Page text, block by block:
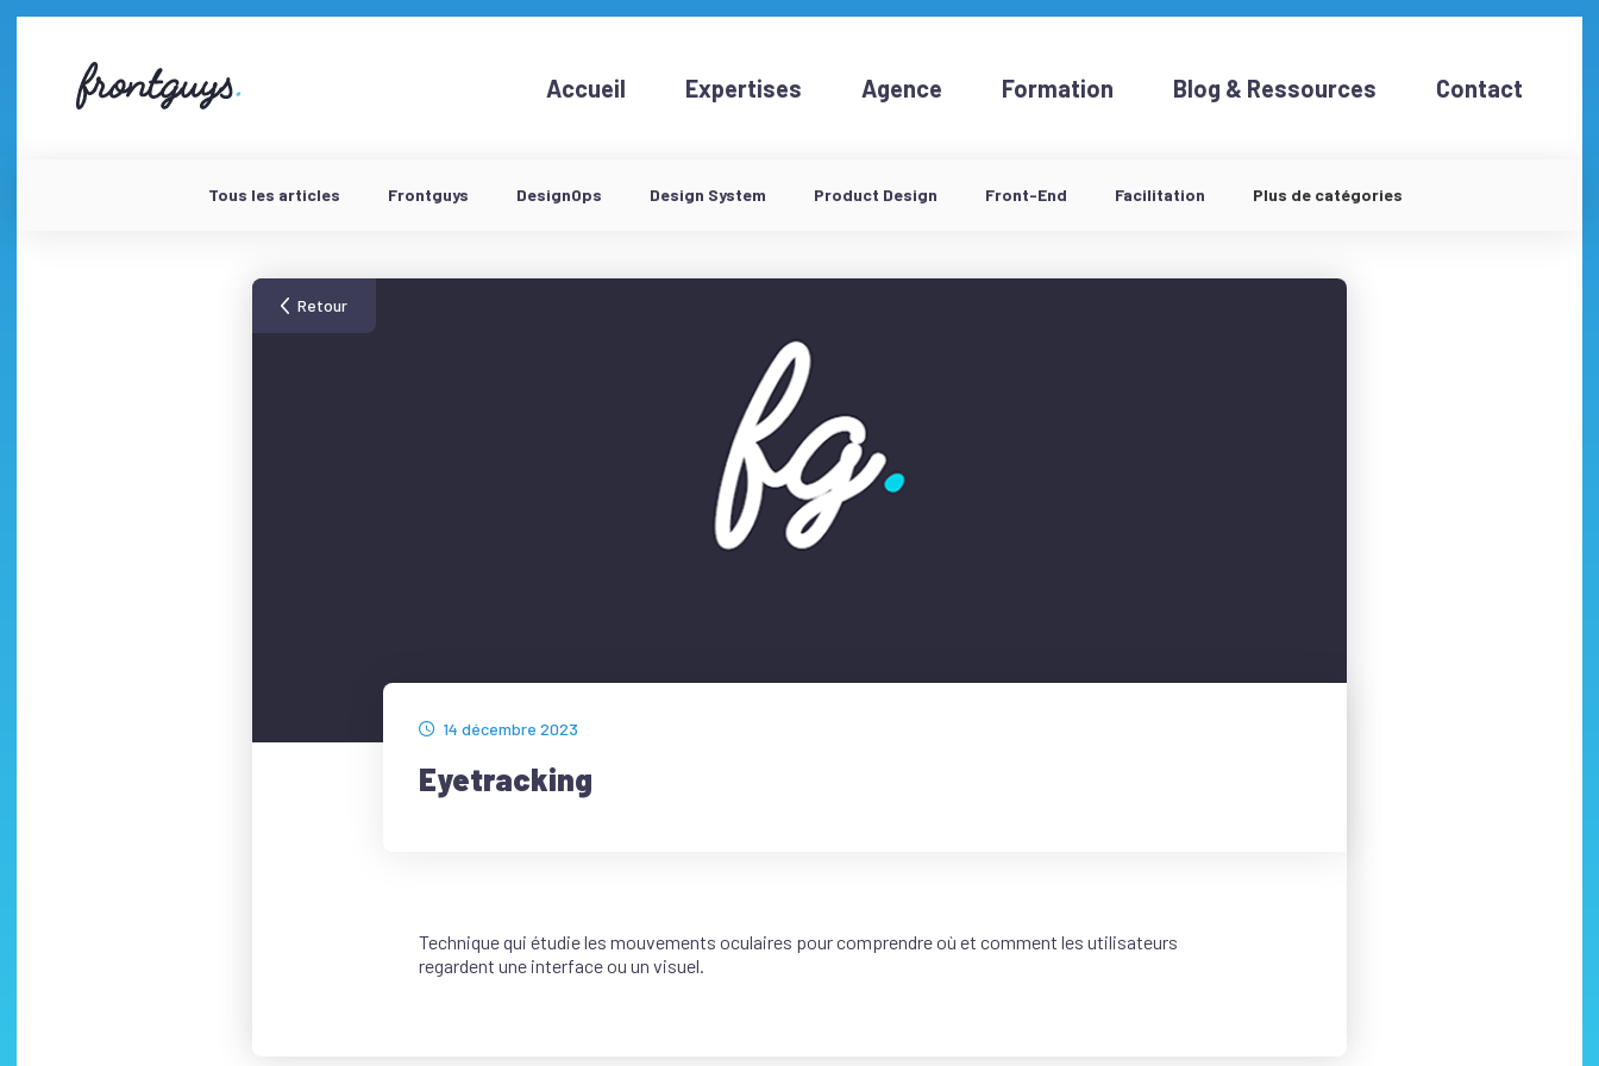
58
bis
Accueil Expertises Agence Formation Blog & Ressources Contact
Tous les articles Frontguys DesignOps Design System Product Design Front-End Facilitation Plus de catégories
Retour
14 décembre 2023
Eyetracking
Technique qui étudie les mouvements oculaires pour comprendre où et comment les utilisateurs
regardent une interface ou un visuel.